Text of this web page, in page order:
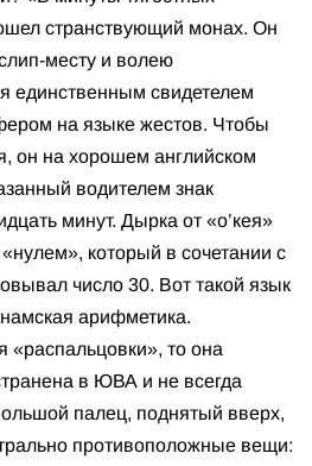
странствующий монах. Он
месту и волею
единственным свидетелем
на языке жестов. Чтобы
он на хорошем английском
водителем знак
минут. Дырка от «о’кея»
который в сочетании с
число 30. Вот такой язык
арифметика.
«распальцовки», то она
в ЮВА и не всегда
палец, поднятый вверх,
противоположные вещи: